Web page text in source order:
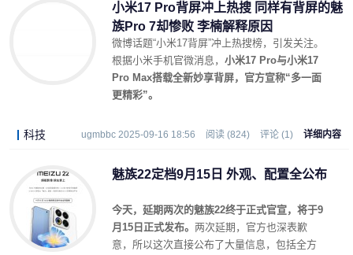
小米17 Pro背屏冲上热搜 同样有背屏的魅
族Pro 7却惨败 李楠解释原因
微博话题“小米17背屏”冲上热搜榜，引发关注。
根据小米手机官微消息， 小米17 Pro与小米17
Pro Max搭载全新妙享背屏，官方宣称“多一面
更精彩”。
科技 ugmbbc 2025-09-16 18:56 阅读 (824) 评论 (1) 详细内容
魅族22定档9月15日 外观、配置全公布
今天，延期两次的魅族22终于正式官宣，将于9
月15日正式发布。 两次延期，官方也深表歉
意，所以这次直接公布了大量信息，包括全方